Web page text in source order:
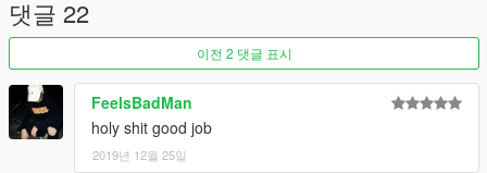
--------------------------------------------------------------------------------
►JoeGarageMod
thx *-*
댓글 22
이전 2 댓글 표시
FeelsBadMan
holy shit good job
2019년 12월 25일